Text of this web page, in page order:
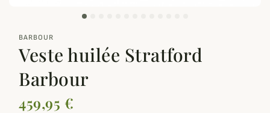
BARBOUR
Veste huilée Stratford
Barbour
459,95 €